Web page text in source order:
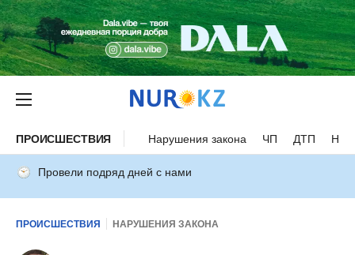
ПРОИСШЕСТВИЯ Нарушения закона ЧП ДТП
Провели подряд дней с нами
ПРОИСШЕСТВИЯ НАРУШЕНИЯ ЗАКОНА